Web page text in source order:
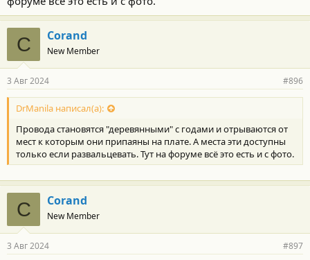
C Corand
New Member
3 Авг 2024 #896
DrManila написал(а):
Провода становятся "деревянными" с годами и отрываются от
мест к которым они припаяны на плате. А места эти доступны
только если развальцевать. Тут на форуме всё это есть и с фото.
C Corand
New Member
3 Авг 2024 #897